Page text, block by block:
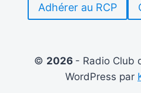
Adhérer au RCP
© 2026 - Radio Club
WordPress par